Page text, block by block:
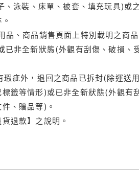
泳裝、床單、被套、填充玩具)或
、商品銷售頁面上特別載明之商
非全新狀態(外觀有刮傷、破損、
疵外，退回之商品已拆封(除運送
籤等情形)或已非全新狀態(外觀
、贈品等)。
退款】之說明。